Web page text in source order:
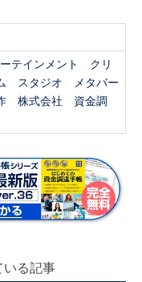
テインメント
クリ
スタジオ
メタバー
株式会社
資金調
いる記事